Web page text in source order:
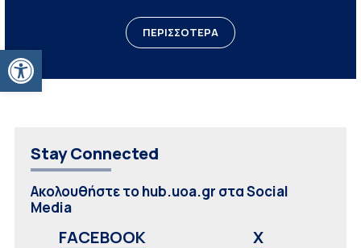
Ανοίξτε τη γραμμή εργαλείων
ΠΕΡΙΣΣΟΤΕΡΑ
Stay Connected
Ακολουθήστε το hub.uoa.gr στα Social
Media
FACEBOOK
X